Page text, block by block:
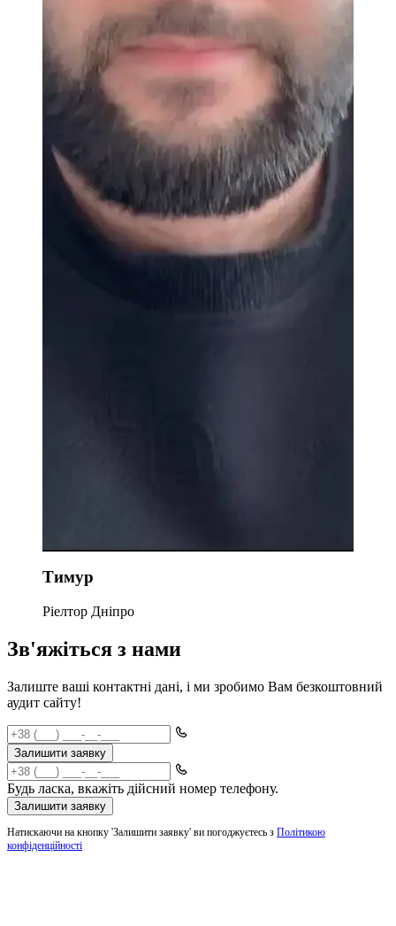
Тимур
Ріелтор Дніпро
Зв'яжіться з нами
Залиште ваші контактні дані, і ми зробимо Вам безкоштовний
аудит сайту!
Залишити заявку
Будь ласка, вкажіть дійсний номер телефону.
Залишити заявку
Натискаючи на кнопку 'Залишити заявку' ви погоджуєтесь з Політикою
конфіденційності